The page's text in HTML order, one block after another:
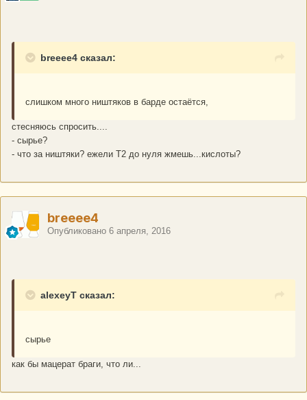
breeee4 сказал:
слишком много ништяков в барде остаётся,
стесняюсь спросить....
- сырье?
- что за ништяки? ежели Т2 до нуля жмешь...кислоты?
breeee4
Опубликовано 6 апреля, 2016
alexeyT сказал:
сырье
как бы мацерат браги, что ли...